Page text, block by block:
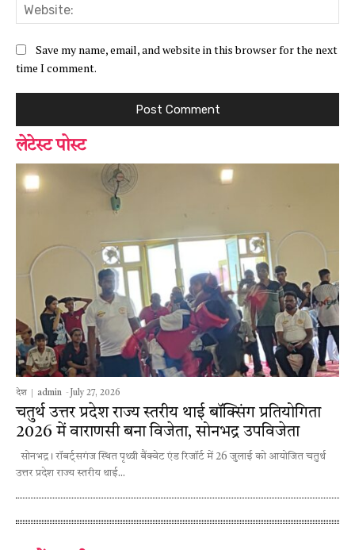
Save my name, email, and website in this browser for the next
time I comment.
लेटेस्ट पोस्ट
देश admin - July 27, 2026
चतुर्थ उत्तर प्रदेश राज्य स्तरीय थाई बॉक्सिंग प्रतियोगिता
2026 में वाराणसी बना विजेता, सोनभद्र उपविजेता
सोनभद्र। रॉबर्ट्सगंज स्थित पृथ्वी बैंक्वेट एंड रिजॉर्ट में 26 जुलाई को आयोजित चतुर्थ
उत्तर प्रदेश राज्य स्तरीय थाई...